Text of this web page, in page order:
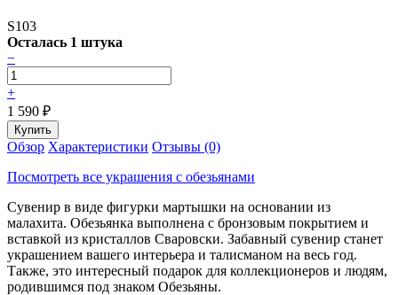
S103
Осталась 1 штука
−
+
1 590 ₽
Обзор Характеристики Отзывы (0)
Посмотреть все украшения с обезьянами
Сувенир в виде фигурки мартышки на основании из
малахита. Обезьянка выполнена с бронзовым покрытием и
вставкой из кристаллов Сваровски. Забавный сувенир станет
украшением вашего интерьера и талисманом на весь год.
Также, это интересный подарок для коллекционеров и людям,
родившимся под знаком Обезьяны.